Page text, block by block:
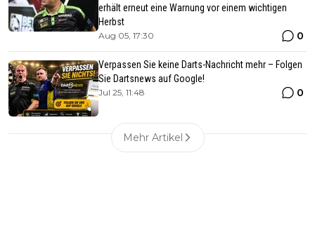
erhält erneut eine Warnung vor einem wichtigen
Herbst
Aug 05, 17:30 0
Verpassen Sie keine Darts-Nachricht mehr – Folgen
Sie Dartsnews auf Google!
Jul 25, 11:48 0
Mehr Artikel